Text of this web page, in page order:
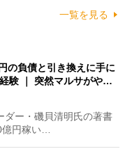
一覧を見る
の負債と引き換えに手に
験 ｜ 突然マルサがや…
ー・磯貝清明氏の著書
億円稼い…